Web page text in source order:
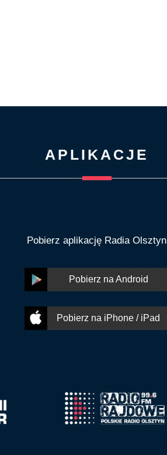
APLIKACJE
Pobierz aplikację Radia Olsztyn
Pobierz na Android
Pobierz na iPhone / iPad